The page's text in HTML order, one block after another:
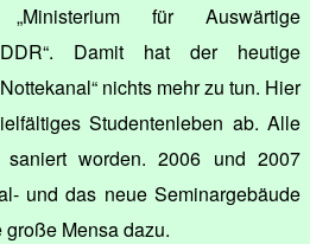
für Auswärtige
Damit hat der heutige
nichts mehr zu tun. Hier
Studentenleben ab. Alle
worden. 2006 und 2007
und das neue Seminargebäude
Mensa dazu.